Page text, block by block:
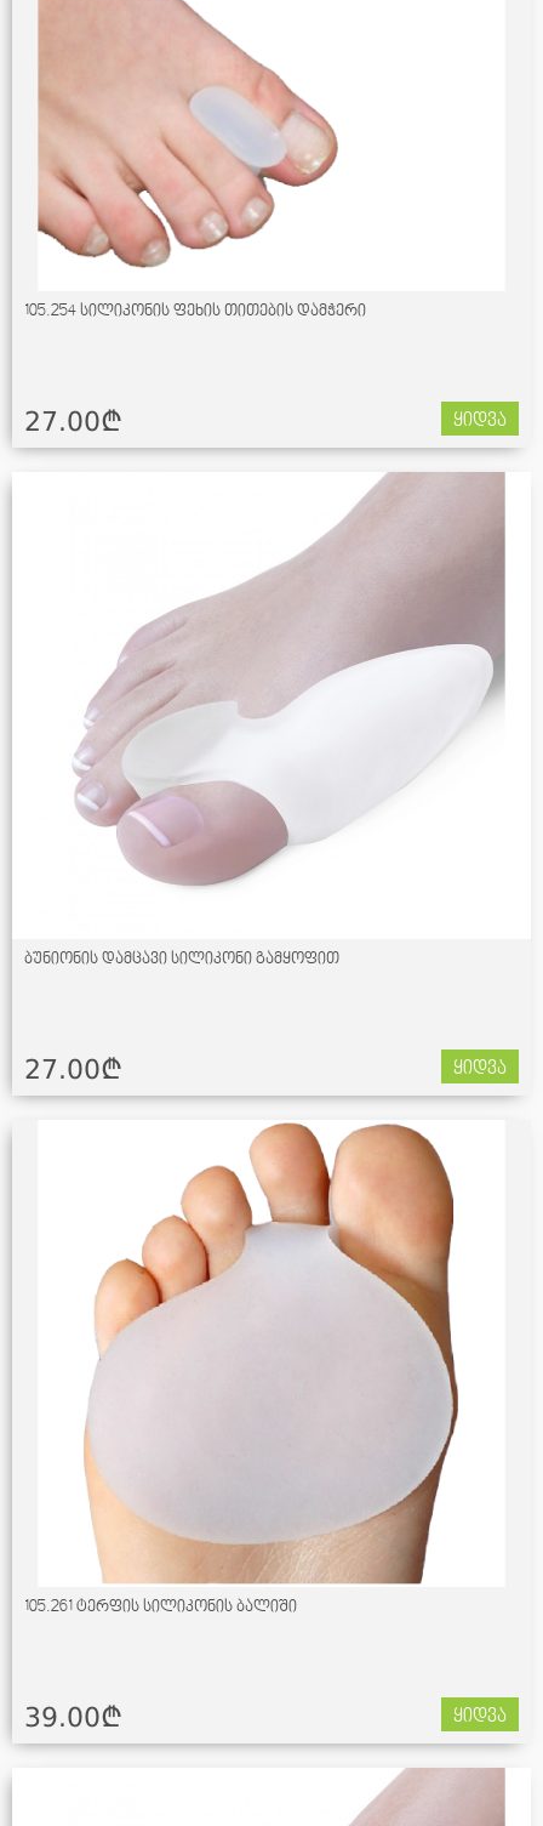
105.254 სილიკონის ფეხის თითების დამჭერი
27.00¢ ყიდვა
ბუნიონის დამცავი სილიკონი გამყოფით
27.00¢ ყიდვა
105.261 ტერფის სილიკონის ბალიში
39.00¢ ყიდვა